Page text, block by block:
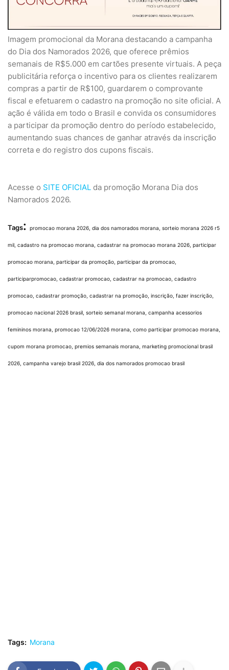
Imagem promocional da Morana destacando a campanha
do Dia dos Namorados 2026, que oferece prêmios
semanais de R$5.000 em cartões presente virtuais. A peça
publicitária reforça o incentivo para os clientes realizarem
compras a partir de R$100, guardarem o comprovante
fiscal e efetuarem o cadastro na promoção no site oficial. A
ação é válida em todo o Brasil e convida os consumidores
a participar da promoção dentro do período estabelecido,
aumentando suas chances de ganhar através da inscrição
correta e do registro dos cupons fiscais.
Acesse o SITE OFICIAL da promoção Morana Dia dos
Namorados 2026.
Tags: promocao morana 2026, dia dos namorados morana, sorteio morana 2026 r5
mil, cadastro na promocao morana, cadastrar na promocao morana 2026, participar
promocao morana, participar da promoção, participar da promocao,
participarpromocao, cadastrar promocao, cadastrar na promocao, cadastro
promocao, cadastrar promoção, cadastrar na promoção, inscrição, fazer inscrição,
promocao nacional 2026 brasil, sorteio semanal morana, campanha acessorios
femininos morana, promocao 12/06/2026 morana, como participar promocao morana,
cupom morana promocao, premios semanais morana, marketing promocional brasil
2026, campanha varejo brasil 2026, dia dos namorados promocao brasil
Tags: Morana